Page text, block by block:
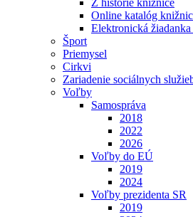
Z histórie knižnice
Online katalóg
Elektronická
Šport
Priemysel
Cirkvi
Zariadenie sociálnych
Voľby
Samospráva
2018
2022
2026
Voľby do EÚ
2019
2024
Voľby prezidenta SR
2019